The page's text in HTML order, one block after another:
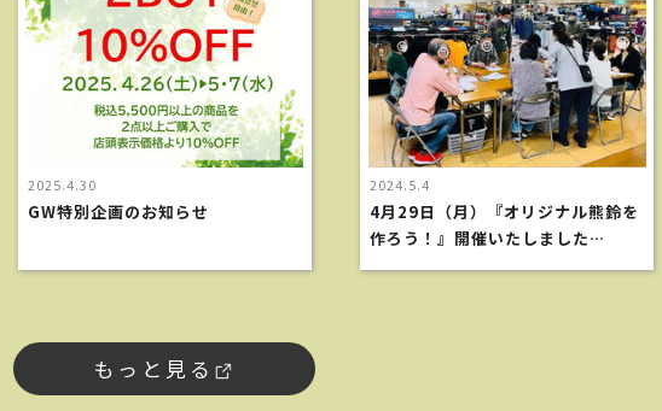
2025.4.30
GW特別企画のお知らせ
2024.5.4
4月29日（月）『オリジナル熊鈴を
作ろう！』開催いたしました…
もっと見る